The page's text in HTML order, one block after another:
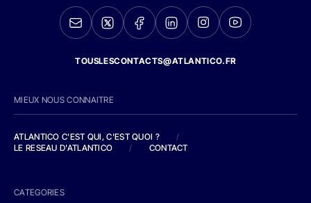
TOUSLESCONTACTS@ATLANTICO.FR
MIEUX NOUS CONNAITRE
ATLANTICO C'EST QUI, C'EST QUOI ?
/
LE RESEAU D'ATLANTICO
/ CONTACT
CATEGORIES